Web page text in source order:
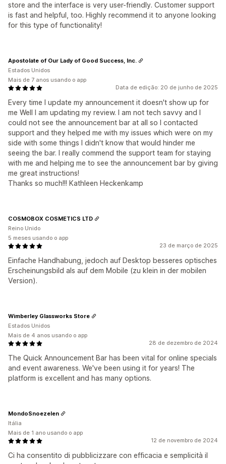
store and the interface is very user-friendly. Customer support
is fast and helpful, too. Highly recommend it to anyone looking
for this type of functionality!
Data de edição: 20 de junho de 2025
Every time I update my announcement it doesn't show up for
me Well I am updating my review. I am not tech savvy and I
could not see the announcement bar at all so I contacted
support and they helped me with my issues which were on my
side with some things I didn't know that would hinder me
seeing the bar. I really commend the support team for staying
with me and helping me to see the announcement bar by giving
me great instructions!
Thanks so much!!! Kathleen Heckenkamp
Apostolate of Our Lady of Good Success, Inc.
Estados Unidos
Mais de 7 anos usando o app
23 de março de 2025
Einfache Handhabung, jedoch auf Desktop besseres optisches
Erscheinungsbild als auf dem Mobile (zu klein in der mobilen
Version).
COSMOBOX COSMETICS LTD
Reino Unido
5 meses usando o app
28 de dezembro de 2024
The Quick Announcement Bar has been vital for online specials
and event awareness. We've been using it for years! The
platform is excellent and has many options.
Wimberley Glassworks Store
Estados Unidos
Mais de 4 anos usando o app
12 de novembro de 2024
Ci ha consentito di pubblicizzare con efficacia e semplicità il
MondoSnoezelen
Itália
Mais de 1 ano usando o app